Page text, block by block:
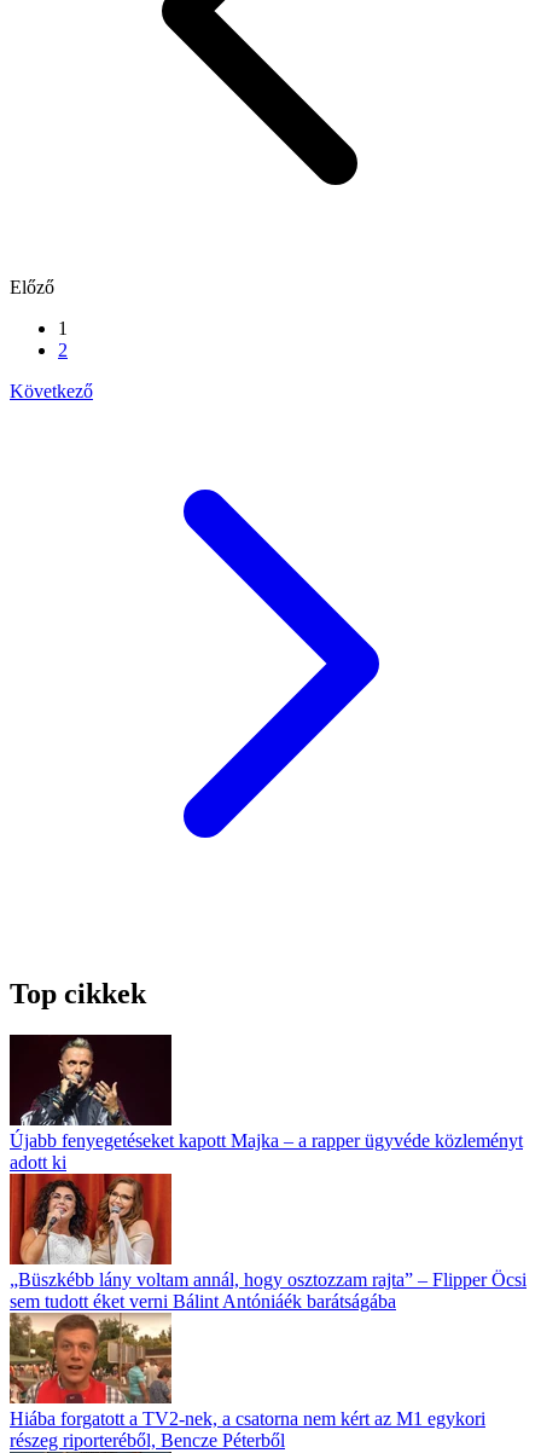
Előző
1
2
Következő
Top cikkek
Újabb fenyegetéseket kapott Majka – a rapper ügyvéde közleményt
adott ki
„Büszkébb lány voltam annál, hogy osztozzam rajta” – Flipper Öcsi
sem tudott éket verni Bálint Antóniáék barátságába
Hiába forgatott a TV2-nek, a csatorna nem kért az M1 egykori
részeg riporteréből, Bencze Péterből